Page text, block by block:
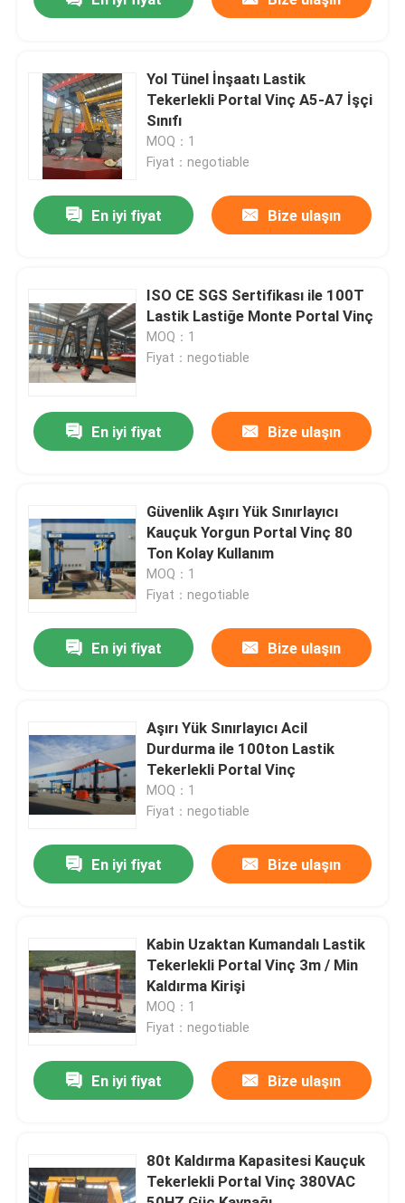
Ürünler
videolar
Hakkımızda
Kalite kontrol
Bize Ulaşın
Bir teklif isteği
AGV Transfer Arabası
Yol Tünel İnşaatı Lastik
Tekerlekli Portal Vinç A5-A7 İşçi
Sınıfı
MOQ：1
Fiyat：negotiable
En iyi fiyat Bize ulaşın
ISO CE SGS Sertifikası ile 100T
Lastik Lastiğe Monte Portal Vinç
MOQ：1
Fiyat：negotiable
En iyi fiyat Bize ulaşın
Güvenlik Aşırı Yük Sınırlayıcı
Kauçuk Yorgun Portal Vinç 80
Ton Kolay Kullanım
MOQ：1
Fiyat：negotiable
En iyi fiyat Bize ulaşın
Aşırı Yük Sınırlayıcı Acil
Durdurma ile 100ton Lastik
Tekerlekli Portal Vinç
MOQ：1
Fiyat：negotiable
En iyi fiyat Bize ulaşın
Kabin Uzaktan Kumandalı Lastik
Tekerlekli Portal Vinç 3m / Min
Kaldırma Kirişi
MOQ：1
Fiyat：negotiable
En iyi fiyat Bize ulaşın
80t Kaldırma Kapasitesi Kauçuk
Tekerlekli Portal Vinç 380VAC